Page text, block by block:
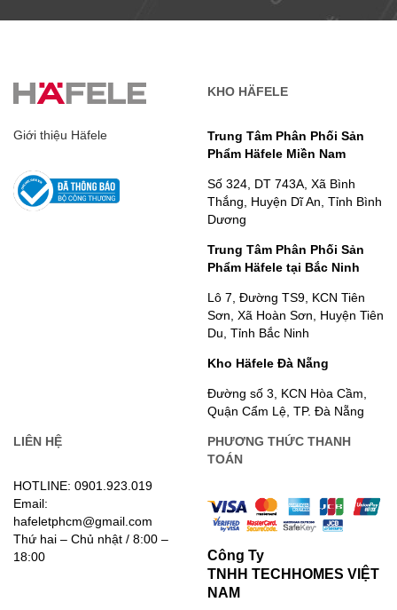
Giới thiệu Häfele
KHO HÄFELE
Trung Tâm Phân Phối Sản
Phẩm Häfele Miền Nam
Số 324, DT 743A, Xã Bình
Thắng, Huyện Dĩ An, Tỉnh Bình
Dương
Trung Tâm Phân Phối Sản
Phẩm Häfele tại Bắc Ninh
Lô 7, Đường TS9, KCN Tiên
Sơn, Xã Hoàn Sơn, Huyện Tiên
Du, Tỉnh Bắc Ninh
Kho Häfele Đà Nẵng
Đường số 3, KCN Hòa Cầm,
Quận Cẩm Lệ, TP. Đà Nẵng
LIÊN HỆ
HOTLINE: 0901.923.019
Email:
hafeletphcm@gmail.com
Thứ hai – Chủ nhật / 8:00 –
18:00
PHƯƠNG THỨC THANH
TOÁN
Công Ty
TNHH TECHHOMES VIỆT
NAM